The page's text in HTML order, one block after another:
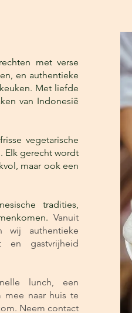
met verse
en authentieke
Met liefde
van Indonesië
vegetarische
Elk gerecht wordt
maar ook een
tradities,
Vanuit
wij authentieke
en gastvrijheid
lunch, een
naar huis te
Neem contact